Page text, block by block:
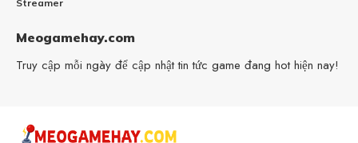
Streamer
Meogamehay.com
Truy cập mỗi ngày để cập nhật tin tức game đang hot hiện nay!